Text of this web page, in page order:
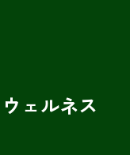
ェルネス